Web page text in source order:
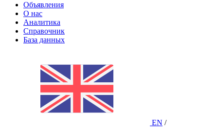
Объявления
О нас
Аналитика
Справочник
База данных
EN /